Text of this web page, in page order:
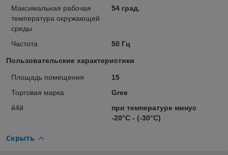
Максимальная рабочая
температура окружающей
среды
54 град.
Частота 50 Гц
Пользовательские характеристики
Площадь помещения
15
Торговая марка
Gree
й4й
при температуре минус
-20°C - (-30°C)
Скрыть